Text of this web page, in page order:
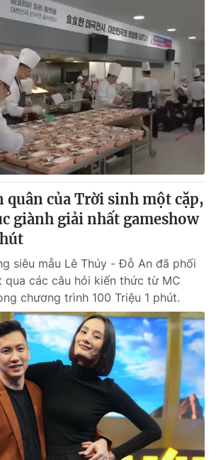
Shorts video
VTV Thể thao
Bất động sản
Tấm lòng Việt
Vươn mình bằng AI
VTV8
English
Đài Truyền hình Việt Nam
báo VTV
quân của Trời sinh một cặp,
giành giải nhất gameshow
siêu mẫu Lê Thúy - Đỗ An đã phối
qua các câu hỏi kiến thức từ MC
chương trình 100 Triệu 1 phút.